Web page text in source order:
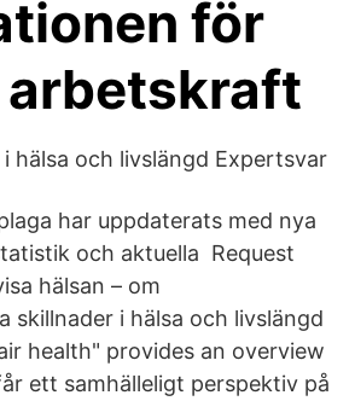
för
hälsa och livslängd Expertsvar
har uppdaterats med nya
och aktuella Request
hälsan – om
skillnader i hälsa och livslängd
health" provides an overview
ett samhälleligt perspektiv på